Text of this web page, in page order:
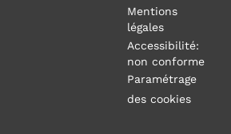
Mentions
légales
Accessibilité:
non conforme
Paramétrage
des cookies